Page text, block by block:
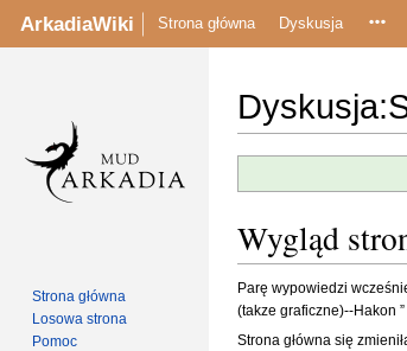
Dyskusja:
do
do
Wygląd
Parę wypowiedzi
(takze graficzne)--Hakon ”
Strona główna się
ArkadiaWiki Strona główna Dyskusja
Strona główna
Losowa strona
Pomoc